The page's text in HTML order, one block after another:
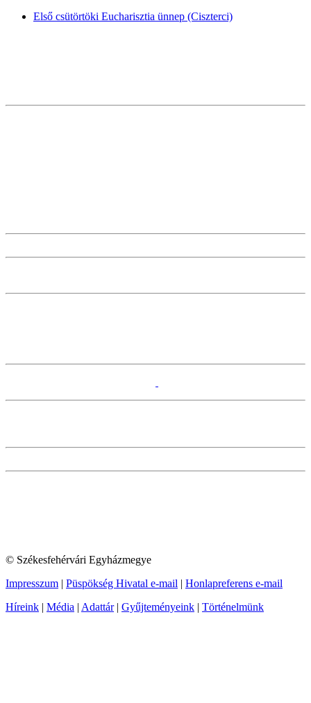
Első csütörtöki Eucharisztia ünnep (Ciszterci)
© Székesfehérvári Egyházmegye
Impresszum | Püspökség Hivatal e-mail | Honlapreferens e-mail
Híreink | Média | Adattár| Gyűjteményeink | Történelmünk